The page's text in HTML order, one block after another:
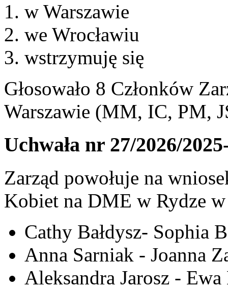
w Warszawie
we Wrocławiu
wstrzymuję się
Głosowało 8 Członków
Warszawie (MM, IC, PM,
Uchwała nr 27/2026/
Zarząd powołuje na
Kobiet na DME w Rydze w
Cathy Bałdysz- Sophia
Anna Sarniak - Joanna
Aleksandra Jarosz -